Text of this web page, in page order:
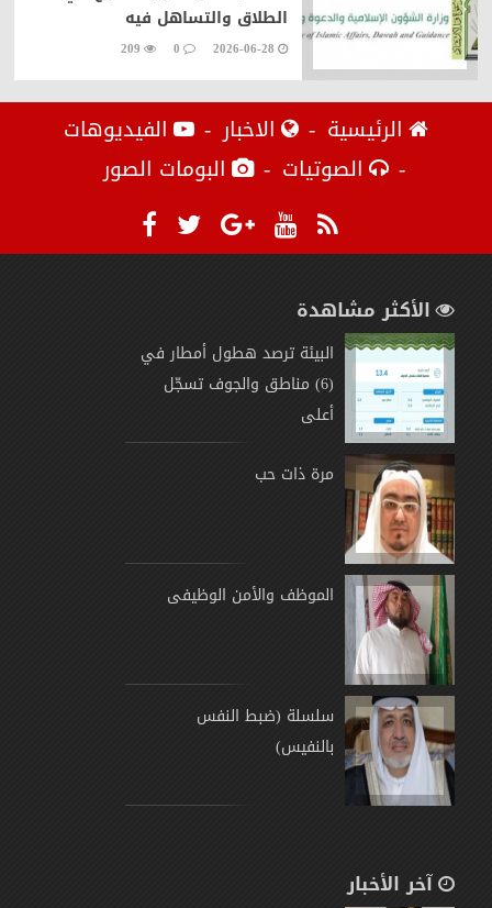
الطلاق والتساهل فيه
2026-06-28
0
209
الرئيسية الاخبار
الفيديوهات
الصوتيات
البومات الصور
الأكثر مشاهدة
البيئة ترصد هطول أمطار في
(6) مناطق والجوف تسجّل
أعلى
مرة ذات حب
الموظف والأمن الوظيفى
سلسلة (ضبط النفس
بالنفيس)
آخر الأخبار